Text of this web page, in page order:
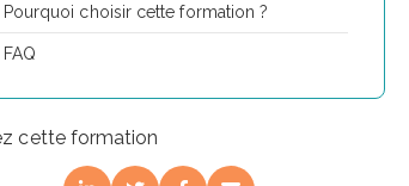
Pourquoi choisir cette formation ?
FAQ
cette formation